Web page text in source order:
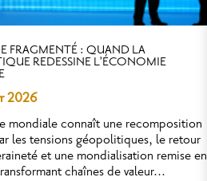
FRAGMENTÉ : QUAND LA
REDESSINE L’ÉCONOMIE
2026
mondiale connaît une recomposition
les tensions géopolitiques, le retour
et une mondialisation remise en
chaînes de valeur...